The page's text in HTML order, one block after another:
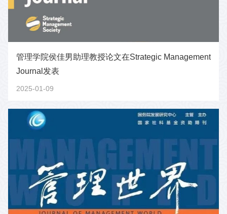
管理学院侯佳男助理教授论文在Strategic Management
Journal发表
2025-01-09